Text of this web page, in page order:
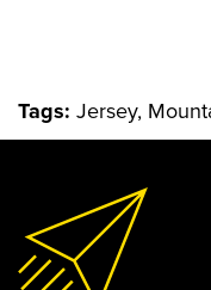
Tags: Jersey,